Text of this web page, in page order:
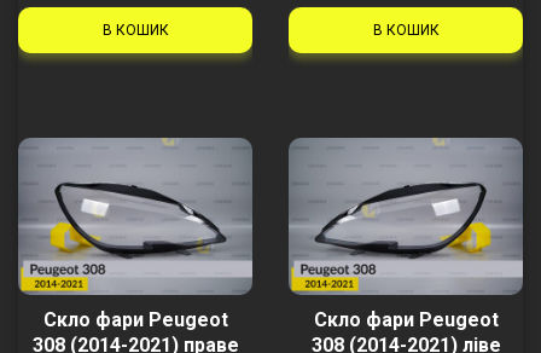
В КОШИК В КОШИК
Скло фари Peugeot
308 (2014-2021) праве
Скло фари Peugeot
308 (2014-2021) ліве